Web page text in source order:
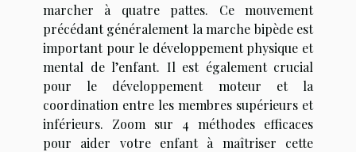
marcher à quatre pattes. Ce mouvement
précédant généralement la marche bipède est
important pour le développement physique et
mental de l’enfant. Il est également crucial
pour le développement moteur et la
coordination entre les membres supérieurs et
inférieurs. Zoom sur 4 méthodes efficaces
pour aider votre enfant à maîtriser cette